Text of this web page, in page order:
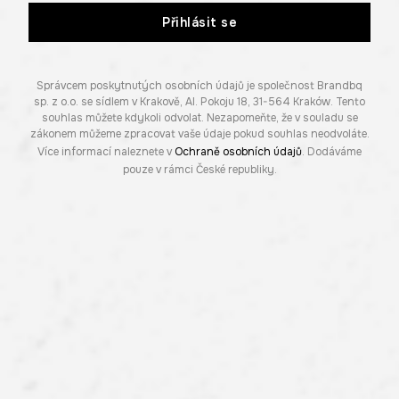
Přihlásit se
Správcem poskytnutých osobních údajů je společnost Brandbq
sp. z o.o. se sídlem v Krakově, Al. Pokoju 18, 31-564 Kraków. Tento
souhlas můžete kdykoli odvolat. Nezapomeňte, že v souladu se
zákonem můžeme zpracovat vaše údaje pokud souhlas neodvoláte.
Více informací naleznete v Ochraně osobních údajů. Dodáváme
pouze v rámci České republiky.